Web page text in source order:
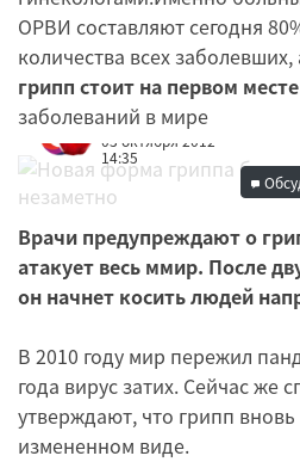
ОРВИ составляют сегодня
количества всех заболевших,
грипп стоит на первом месте
заболеваний в мире
Редакция
03 октября 2012
14:35
Врачи предупреждают о
атакует весь ммир. После
он начнет косить людей
В 2010 году мир пережил
года вирус затих. Сейчас же
утверждают, что грипп
измененном виде.